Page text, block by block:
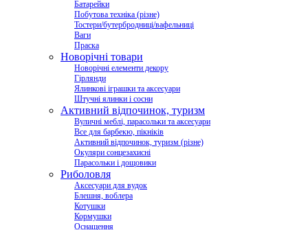
Батарейки
Побутова техніка (різне)
Тостери/бутербродниці/вафельниці
Ваги
Праска
Новорічні товари
Новорічні елементи декору
Гірлянди
Ялинкові іграшки та аксесуари
Штучні ялинки і сосни
Активний відпочинок, туризм
Вуличні меблі, парасольки та аксесуари
Все для барбекю, пікніків
Активний відпочинок, туризм (різне)
Окуляри сонцезахисні
Парасольки і дощовики
Риболовля
Аксесуари для вудок
Блешня, воблера
Котушки
Кормушки
Оснащення